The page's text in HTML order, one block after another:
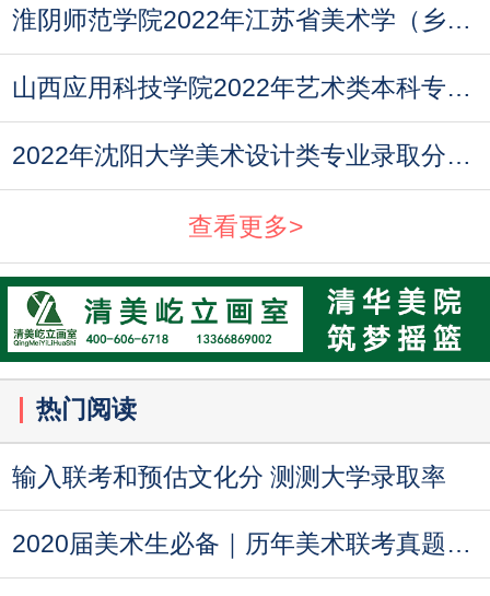
淮阴师范学院2022年江苏省美术学（乡村教师定向师
山西应用科技学院2022年艺术类本科专业录取分数线
2022年沈阳大学美术设计类专业录取分数线
查看更多>
热门阅读
输入联考和预估文化分 测测大学录取率
2020届美术生必备｜历年美术联考真题汇总